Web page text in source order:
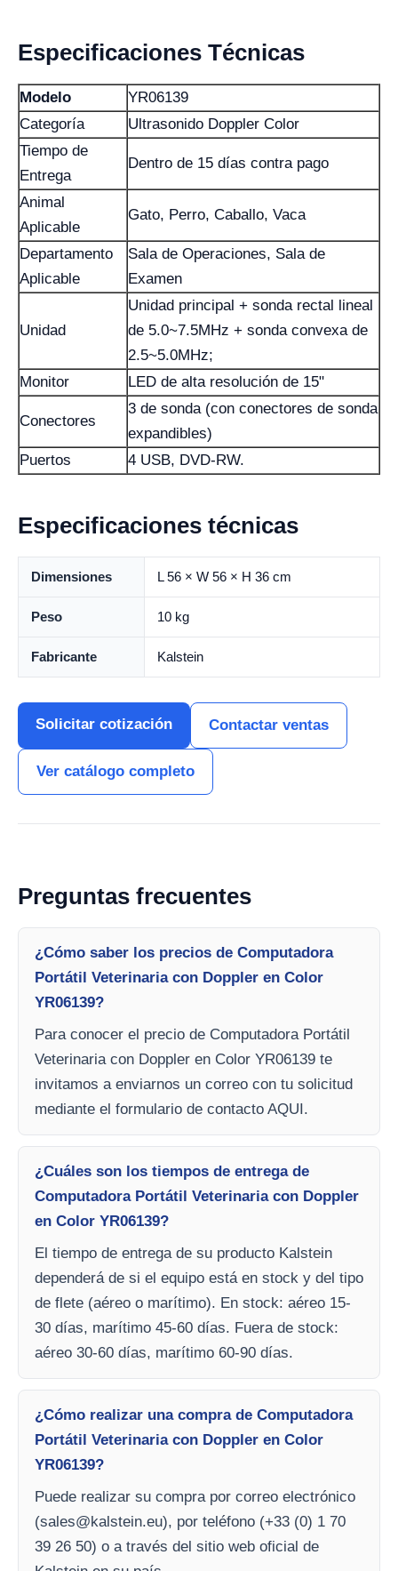
Especificaciones Técnicas
Modelo
YR06139
Categoría
Ultrasonido Doppler Color
Tiempo de
Entrega
Dentro de 15 días contra pago
Animal
Aplicable
Gato, Perro, Caballo, Vaca
Departamento
Aplicable
Sala de Operaciones, Sala de
Examen
Unidad
Unidad principal + sonda rectal lineal
de 5.0~7.5MHz + sonda convexa de
2.5~5.0MHz;
Monitor
LED de alta resolución de 15"
Conectores
3 de sonda (con conectores de sonda
expandibles)
Puertos
4 USB, DVD-RW.
Especificaciones técnicas
Dimensiones L 56 × W 56 × H 36 cm
Peso 10 kg
Fabricante Kalstein
Solicitar cotización Contactar ventas
Ver catálogo completo
Preguntas frecuentes
¿Cómo saber los precios de Computadora
Portátil Veterinaria con Doppler en Color
YR06139?
Para conocer el precio de Computadora Portátil
Veterinaria con Doppler en Color YR06139 te
invitamos a enviarnos un correo con tu solicitud
mediante el formulario de contacto AQUI.
¿Cuáles son los tiempos de entrega de
Computadora Portátil Veterinaria con Doppler
en Color YR06139?
El tiempo de entrega de su producto Kalstein
dependerá de si el equipo está en stock y del tipo
de flete (aéreo o marítimo). En stock: aéreo 15-
30 días, marítimo 45-60 días. Fuera de stock:
aéreo 30-60 días, marítimo 60-90 días.
¿Cómo realizar una compra de Computadora
Portátil Veterinaria con Doppler en Color
YR06139?
Puede realizar su compra por correo electrónico
(sales@kalstein.eu), por teléfono (+33 (0) 1 70
39 26 50) o a través del sitio web oficial de